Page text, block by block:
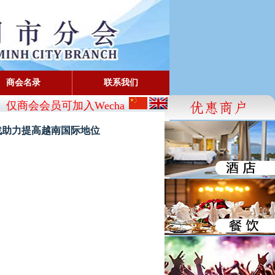
商会名录 联系我们
商会会员可加入Wechat:CBA_SG- FaceBook:
力提高越南国际地位